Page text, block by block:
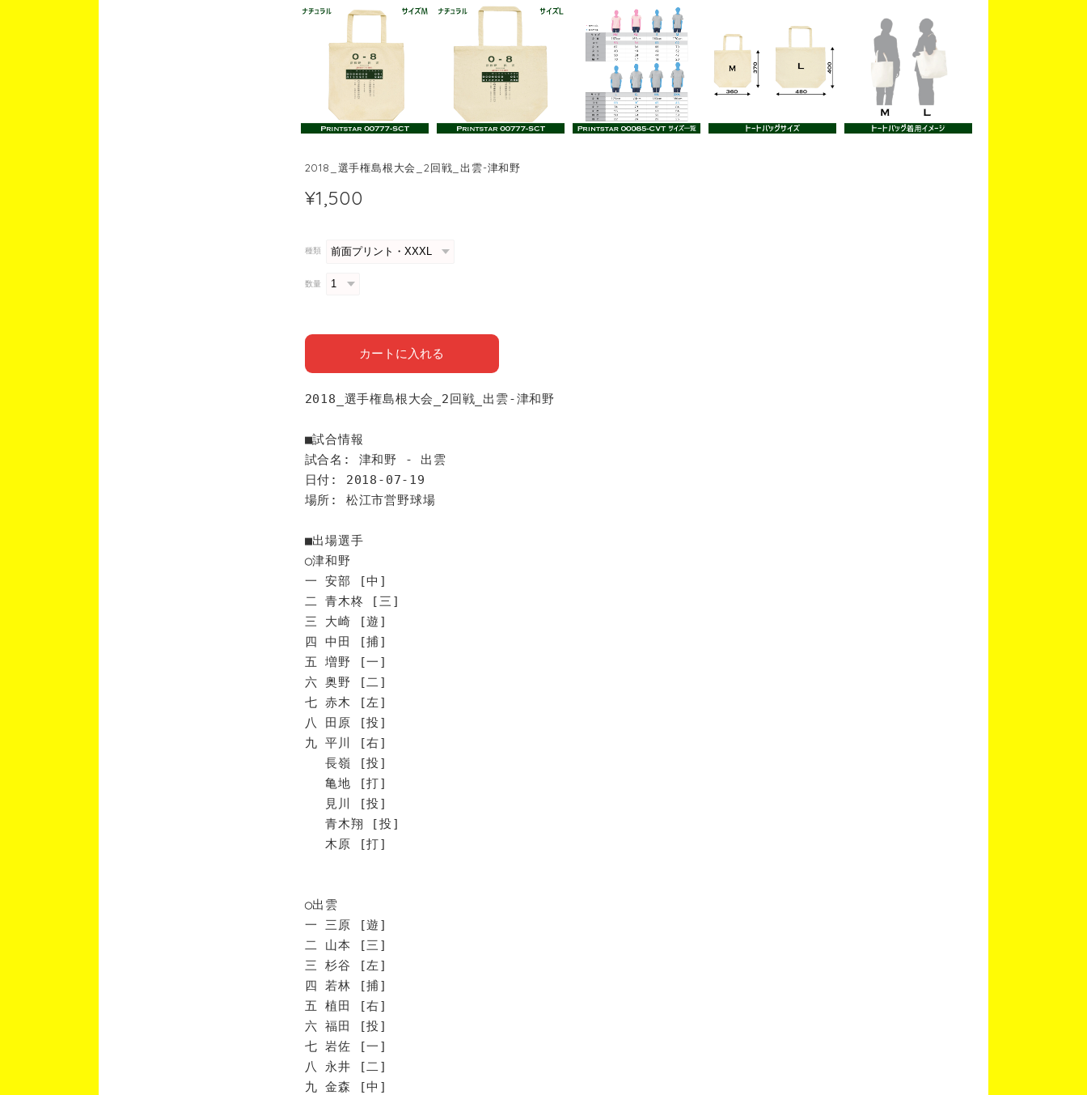
2018_選手権島根大会_2回戦_出雲-津和野
¥1,500
種類
数量
カートに入れる
2018_選手権島根大会_2回戦_出雲-津和野
■試合情報
試合名: 津和野 - 出雲
日付: 2018-07-19
場所: 松江市営野球場
■出場選手
◯津和野
一 安部 [中]
二 青木柊 [三]
三 大崎 [遊]
四 中田 [捕]
五 増野 [一]
六 奥野 [二]
七 赤木 [左]
八 田原 [投]
九 平川 [右]
長嶺 [投]
亀地 [打]
見川 [投]
青木翔 [投]
木原 [打]
◯出雲
一 三原 [遊]
二 山本 [三]
三 杉谷 [左]
四 若林 [捕]
五 植田 [右]
六 福田 [投]
七 岩佐 [一]
八 永井 [二]
九 金森 [中]